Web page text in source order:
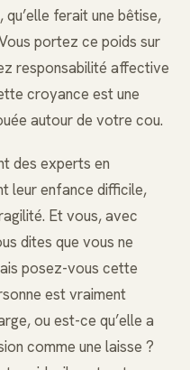
ferait une bêtise,
portez ce poids sur
responsabilité affective
croyance est une
autour de votre cou.
des experts en
leur enfance difficile,
Et vous, avec
dites que vous ne
posez-vous cette
est vraiment
ou est-ce qu’elle a
comme une laisse ?